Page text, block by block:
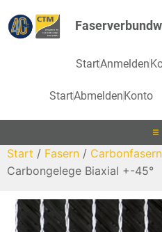
StartAnmelden
StartAbmelden Konto
Laminieren
Infusionieren
Start / Fasern / Carbonfasern
Carbongelege Biaxial +-45°